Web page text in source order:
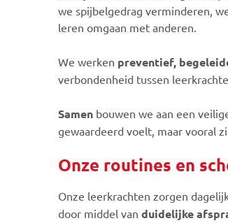
we spijbelgedrag verminderen,
leren omgaan met anderen.
We werken preventief,
verbondenheid tussen
Samen bouwen we aan een
gewaardeerd voelt, maar vooral
Onze routines en
Onze leerkrachten zorgen
door middel van duidelijke